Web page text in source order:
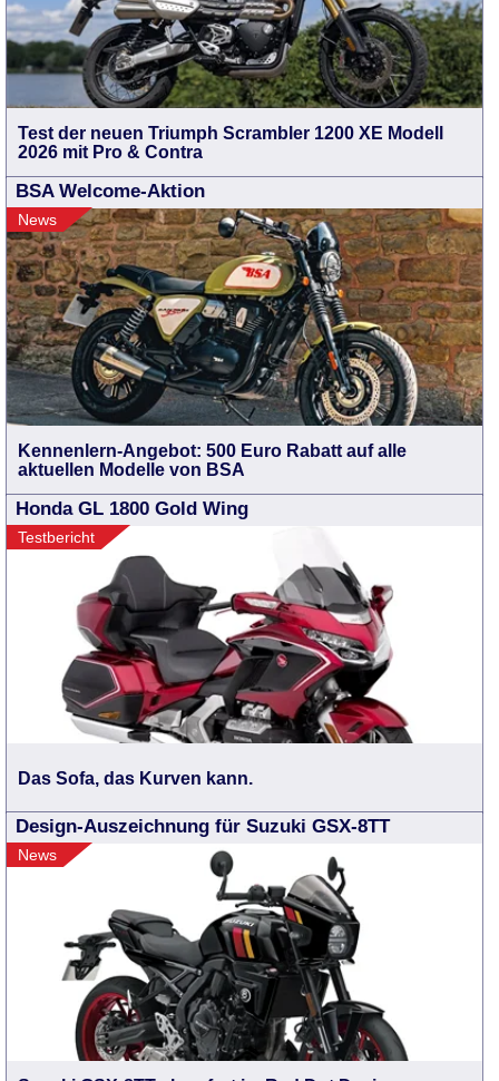
Test der neuen Triumph Scrambler 1200 XE Modell
2026 mit Pro & Contra
BSA Welcome-Aktion
News
Kennenlern-Angebot: 500 Euro Rabatt auf alle
aktuellen Modelle von BSA
Honda GL 1800 Gold Wing
Testbericht
Das Sofa, das Kurven kann.
Design-Auszeichnung für Suzuki GSX-8TT
News